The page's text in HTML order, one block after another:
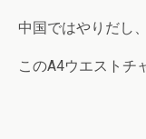
中国ではやりだし
このA4ウエストチ